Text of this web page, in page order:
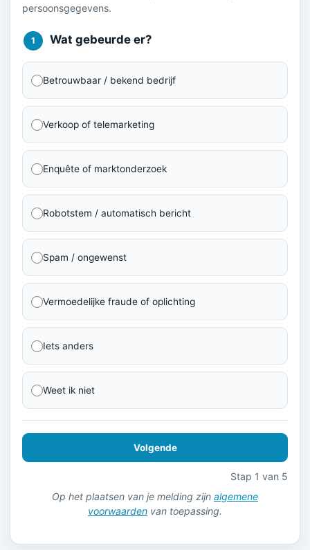
persoonsgegevens.
1 Wat gebeurde er?
Betrouwbaar / bekend bedrijf
Verkoop of telemarketing
Enquête of marktonderzoek
Robotstem / automatisch bericht
Spam / ongewenst
Vermoedelijke fraude of oplichting
Iets anders
Weet ik niet
Volgende
Stap 1 van 5
Op het plaatsen van je melding zijn algemene
voorwaarden van toepassing.